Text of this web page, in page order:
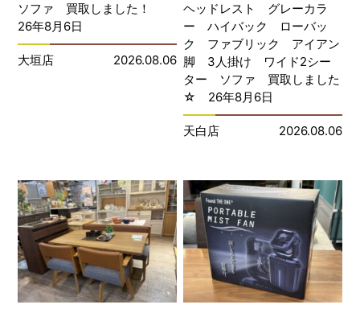
ソファ 買取しました！
26年8月6日
大垣店 2026.08.06
ヘッドレスト グレーカラ
ー ハイバック ローバッ
ク ファブリック アイアン
脚 3人掛け ワイド2シー
ター ソファ 買取しました
☆ 26年8月6日
天白店 2026.08.06